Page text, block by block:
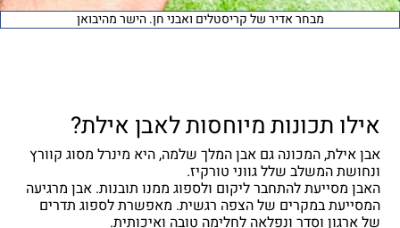
מבחר אדיר של קריסטלים ואבני חן. הישר מהיבואן
אילו תכונות מיוחסות לאבן אילת?
אבן אילת, המכונה גם אבן המלך שלמה, היא מינרל מסוג קוורץ
ונחושת המשלב שלל גווני טורקיז.
האבן מסייעת להתחבר ליקום ולספוג ממנו תובנות. אבן מרגיעה
המסייעת במקרים של הצפה רגשית. מאפשרת לספוג תדרים
של ארגון וסדר ונפלאה לחלימה טובה ואיכותית.